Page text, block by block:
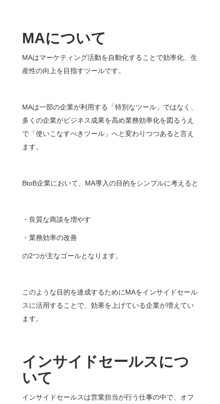
MAについて
MAはマーケティング活動を自動化することで効率化、生
産性の向上を目指すツールです。
MAは一部の企業が利用する「特別なツール」ではなく、
多くの企業がビジネス成果を高め業務効率化を図るうえ
で「使いこなすべきツール」へと変わりつつあると言え
ます。
BtoB企業において、MA導入の目的をシンプルに考えると
・良質な商談を増やす
・業務効率の改善
の2つが主なゴールとなります。
このような目的を達成するためにMAをインサイドセール
スに活用することで、効果を上げている企業が増えてい
ます。
インサイドセールスにつ
いて
インサイドセールスは営業担当が行う仕事の中で、オフ